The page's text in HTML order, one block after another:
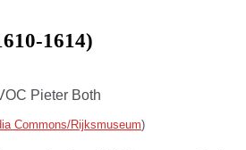
1614)
Commons/Rijksmuseum)